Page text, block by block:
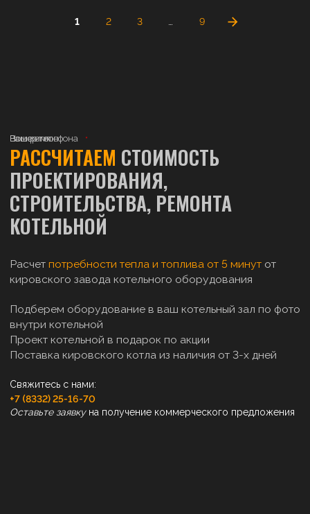
1 2 3 9
РАССЧИТАЕМ СТОИМОСТЬ
ПРОЕКТИРОВАНИЯ,
СТРОИТЕЛЬСТВА, РЕМОНТА
КОТЕЛЬНОЙ
Расчет потребности тепла и топлива от 5 минут от
кировского завода котельного оборудования
Подберем оборудование в ваш котельный зал по фото
внутри котельной
Проект котельной в подарок по акции
Поставка кировского котла из наличия от 3-х дней
Свяжитесь с нами:
+7 (8332) 25-16-70
Оставьте заявкуна получение коммерческого предложения
Ваше имя
Номер телефона
Ваш регион